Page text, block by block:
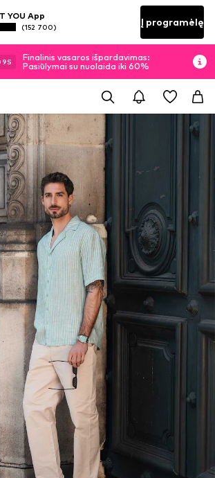
YOU App
(152 700) Į programėlę
S
Finalinis vasaros išpardavimas:
Pasiūlymai su nuolaida iki 60%